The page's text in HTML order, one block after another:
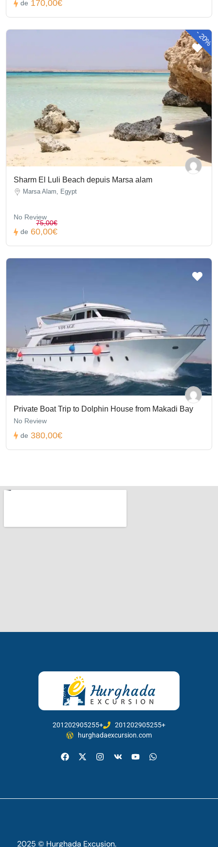
de 170,00€
-
20%
Sharm El Luli Beach depuis Marsa alam
Marsa Alam, Egypt
No Review
de
75,00€
60,00€
Private Boat Trip to Dolphin House from Makadi Bay
No Review
de 380,00€
201202905255+
201202905255+
hurghadaexcursion.com
2025 © Hurghada Excusion.